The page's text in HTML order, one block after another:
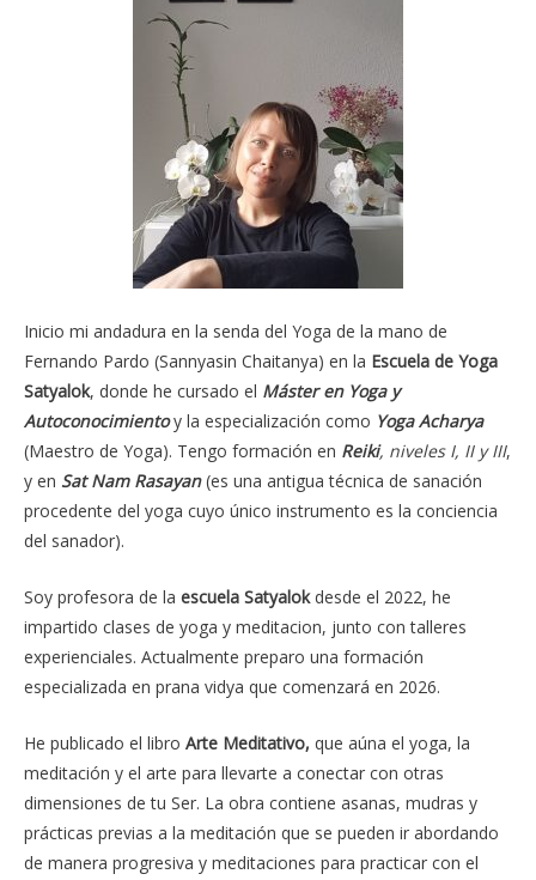
Inicio mi andadura en la senda del Yoga de la mano de
Fernando Pardo (Sannyasin Chaitanya) en la Escuela de Yoga
Satyalok, donde he cursado el Máster en Yoga y
Autoconocimientoy la especialización como Yoga Acharya
(Maestro de Yoga). Tengo formación en Reiki, niveles I, II y III,
y en Sat Nam Rasayan(es una antigua técnica de sanación
procedente del yoga cuyo único instrumento es la conciencia
del sanador).
Soy profesora de la escuela Satyalokdesde el 2022, he
impartido clases de yoga y meditacion, junto con talleres
experienciales. Actualmente preparo una formación
especializada en prana vidya que comenzará en 2026.
He publicado el libro Arte Meditativo, que aúna el yoga, la
meditación y el arte para llevarte a conectar con otras
dimensiones de tu Ser. La obra contiene asanas, mudras y
prácticas previas a la meditación que se pueden ir abordando
de manera progresiva y meditaciones para practicar con el